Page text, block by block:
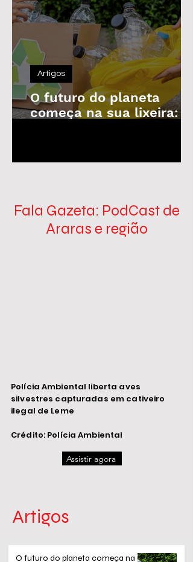
O futuro do planeta
começa na sua lixeira: o
Artigos
Fala Gazeta: PodCast de
Araras e região
Polícia Ambiental liberta aves
silvestres capturadas em cativeiro
ilegal de Leme
Crédito: Polícia Ambiental
Assistir agora
Artigos
O futuro do planeta começa na